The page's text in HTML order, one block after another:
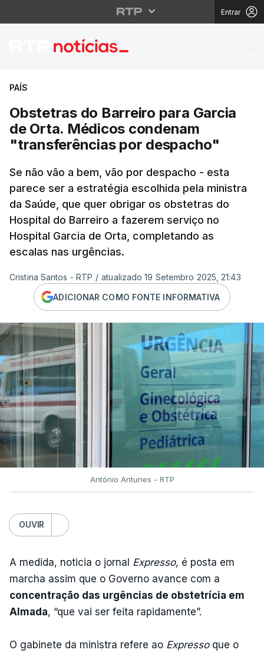
Entrar
Obstetras do Barreiro
PAÍS
Obstetras do Barreiro para Garcia
de Orta. Médicos condenam
"transferências por despacho"
Se não vão a bem, vão por despacho - esta
parece ser a estratégia escolhida pela ministra
da Saúde, que quer obrigar os obstetras do
Hospital do Barreiro a fazerem serviço no
Hospital Garcia de Orta, completando as
escalas nas urgências.
Cristina Santos - RTP / atualizado 19 Setembro 2025, 21:43
ADICIONAR COMO FONTE INFORMATIVA
António Antunes - RTP
OUVIR
A medida, noticia o jornal Expresso, é posta em
marcha assim que o Governo avance com a
concentração das urgências de obstetrícia em
Almada, “que vai ser feita rapidamente”.
O gabinete da ministra refere ao Expressoque o